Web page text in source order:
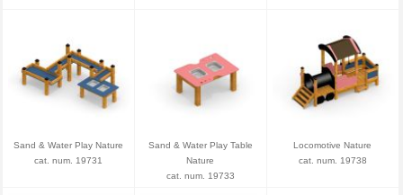
Sand & Water Play Nature
cat. num. 19731
Sand & Water Play Table
Nature
cat. num. 19733
Locomotive Nature
cat. num. 19738